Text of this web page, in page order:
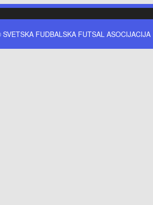
SVETSKA FUDBALSKA FUTSAL ASOCIJACIJA